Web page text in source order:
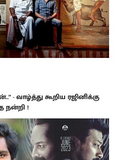
- வாழ்த்து கூறிய ரஜினிக்கு
நன்றி !